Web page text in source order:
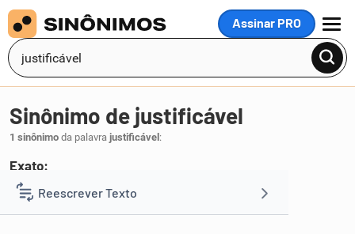
Assinar PRO
MENU
Reescrever Texto
Sinônimo de justificável
1 sinônimo da palavra justificável :
Exato:
1 próprio.